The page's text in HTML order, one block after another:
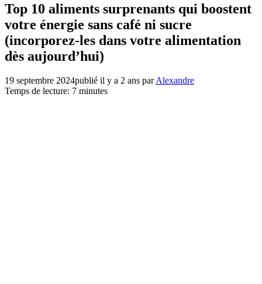
Top 10 aliments surprenants qui boostent
votre énergie sans café ni sucre
(incorporez-les dans votre alimentation
dès aujourd’hui)
19 septembre 2024publié il y a 2 ans parAlexandre
Temps de lecture: 7 minutes